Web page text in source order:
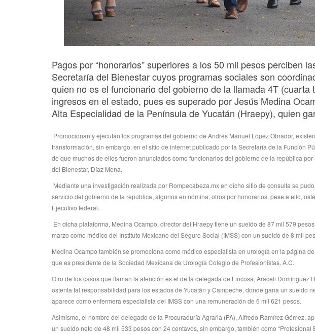
Pagos por “honorarios” superiores a los 50 mil pesos perciben
Secretaría del Bienestar cuyos programas sociales son
quien no es el funcionario del gobierno de la llamada 4T
ingresos en el estado, pues es superado por Jesús Medina
Alta Especialidad de la Península de Yucatán (Hraepy), quien
Promocionan y ejecutan los programas del gobierno de Andrés Manuel López Obrador,
transformación, sin embargo, en el sitio de internet publicado por la Secretaría de la Función
de que muchos de ellos fueron anunciados como funcionarios del gobierno de la república
del Bienestar, Díaz Mena.
Mediante una investigación realizada por Rompecabeza.mx en dicho sitio de consulta se
servicio del gobierno de la república, algunos en nómina, otros por honorarios, pese a ello,
Ejecutivo federal.
En dicha plataforma, Medina Ocampo, director del Hraepy tiene un sueldo de 87 mil 579
marzo como médico del Instituto Mexicano del Seguro Social (IMSS) con un sueldo de 8 mil
Medina Ocampo también se promociona como médico especialista en urología en la página
que es presidente de la Sociedad Mexicana de Urología Colegio de Profesionistas, A.C.
Otro de los casos que llaman la atención es el de la delegada de Lincosa, Araceli Domínguez
ostenta tal responsabilidad para los estados de Yucatán y Campeche, donde gana un sueldo
aparece como enfermera especialista del IMSS con una remuneración de 6 mil 621 pesos.
Asimismo, el nombre del delegado de la Procuraduría Agraria (PA), Alfredo Ramírez Gómez,
un sueldo neto de 48 mil 533 pesos con 24 centavos, sin embargo, también como